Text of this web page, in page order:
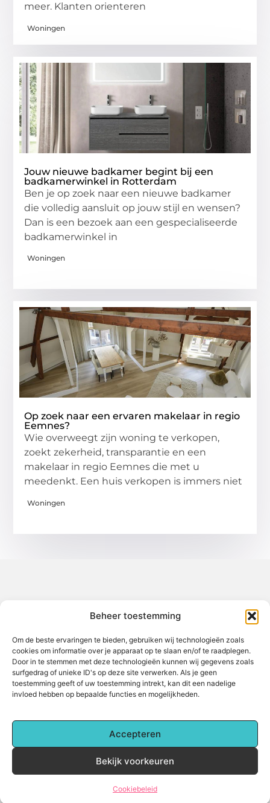
Beheer toestemming
Om de beste ervaringen te bieden, gebruiken wij technologieën zoals
cookies om informatie over je apparaat op te slaan en/of te raadplegen.
Door in te stemmen met deze technologieën kunnen wij gegevens zoals
surfgedrag of unieke ID's op deze site verwerken. Als je geen
toestemming geeft of uw toestemming intrekt, kan dit een nadelige
invloed hebben op bepaalde functies en mogelijkheden.
Accepteren
Bekijk voorkeuren
Cookiebeleid
meer. Klanten orienteren
Woningen
Jouw nieuwe badkamer begint bij een
badkamerwinkel in Rotterdam
Ben je op zoek naar een nieuwe badkamer
die volledig aansluit op jouw stijl en wensen?
Dan is een bezoek aan een gespecialiseerde
badkamerwinkel in
Woningen
Op zoek naar een ervaren makelaar in regio
Eemnes?
Wie overweegt zijn woning te verkopen,
zoekt zekerheid, transparantie en een
makelaar in regio Eemnes die met u
meedenkt. Een huis verkopen is immers niet
Woningen
Jouw gids voor inspiratie en tips uit het dagelijks leven.
Ontdek een brede verzameling blogs en artikelen die je helpen
om het meeste uit elke dag te halen, met praktische adviezen
en verrassende inzichten.
Bericht categorie
Main Links